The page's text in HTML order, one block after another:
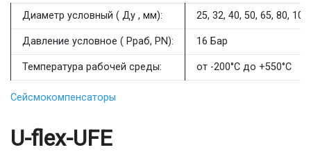
Диаметр условный ( Ду , мм): 25, 32, 40, 50, 65, 80, 100.
Давление условное ( Рраб, PN): 16 Бар
Температура рабочей среды: от -200°С до +550°С
Сейсмокомпенсаторы
U-flex-UFE